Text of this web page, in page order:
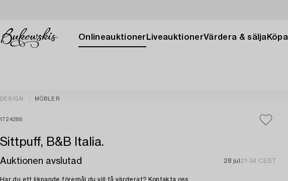
Onlineauktioner LiveauktionerVärdera & sälja Köpa
DESIGN MÖBLER
1724286
Sittpuff, B&B Italia.
Auktionen avslutad 28 jul 21:34 CEST
Har du ett liknande föremål du vill få värderat? Kontakta oss